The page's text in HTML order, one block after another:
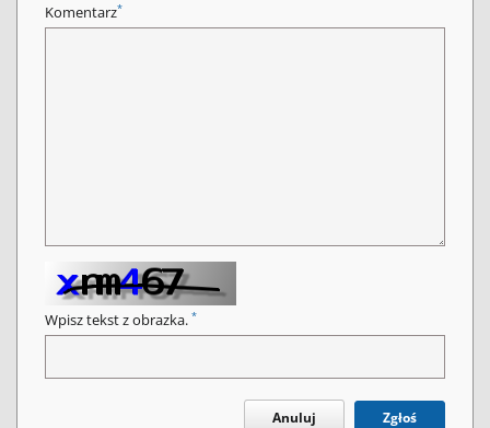
Komentarz*
Wpisz tekst z obrazka. *
Anuluj Zgłoś